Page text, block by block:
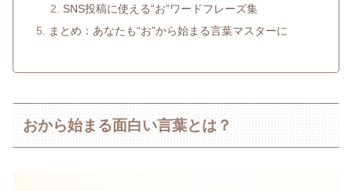
SNS投稿に使える“お”ワードフレーズ集
まとめ：あなたも“お”から始まる言葉マスターに
おから始まる面白い言葉とは？